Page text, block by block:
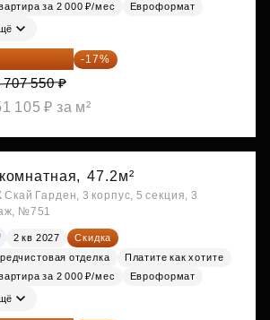
за 2 000 ₽/мес
Евроформат
337 267 ₽ -17%
707 550 ₽
105 ₽ за м²
47.2м²
Гарден, 3 корпус, 5 секция, 3
№751
2 кв 2027
Скидка
отделка
Платите как хотите
за 2 000 ₽/мес
Евроформат